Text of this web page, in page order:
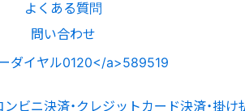
よくある質問
問い合わせ